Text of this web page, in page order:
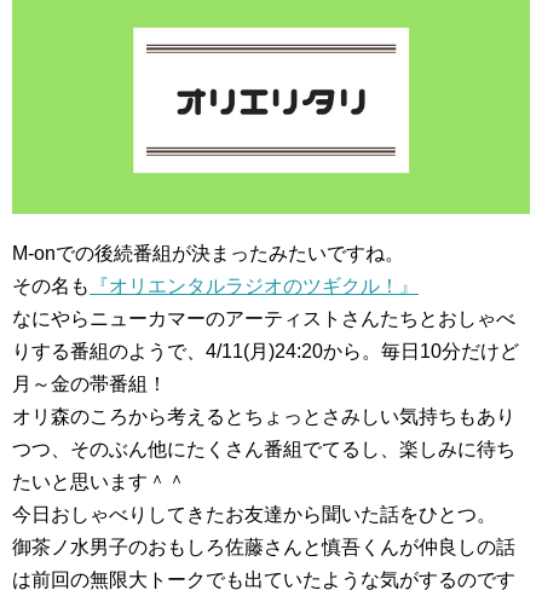
M-onでの後続番組が決まったみたいですね。
その名も
『オリエンタルラジオのツギクル！』
なにやらニューカマーのアーティストさんたちとおしゃべ
りする番組のようで、4/11(月)24:20から。毎日10分だけど
月～金の帯番組！
オリ森のころから考えるとちょっとさみしい気持ちもあり
つつ、そのぶん他にたくさん番組でてるし、楽しみに待ち
たいと思います＾＾
今日おしゃべりしてきたお友達から聞いた話をひとつ。
御茶ノ水男子のおもしろ佐藤さんと慎吾くんが仲良しの話
は前回の無限大トークでも出ていたような気がするのです